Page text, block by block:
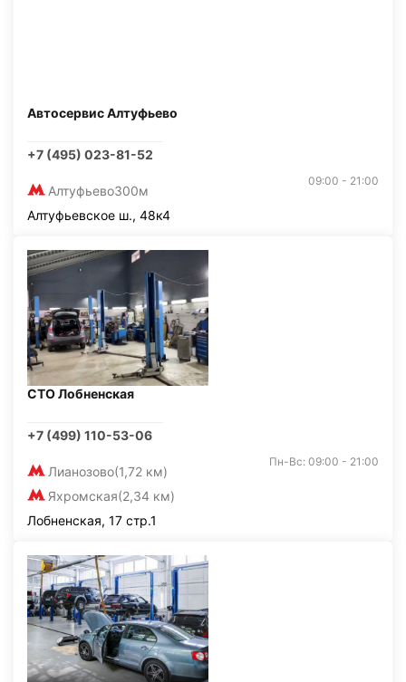
Автосервис Алтуфьево
+7 (495) 023-81-52
Алтуфьево300м
09:00 - 21:00
Алтуфьевское ш., 48к4
СТО Лобненская
+7 (499) 110-53-06
Лианозово(1,72 км)
Яхромская(2,34 км)
Пн-Вс: 09:00 - 21:00
Лобненская, 17 стр.1